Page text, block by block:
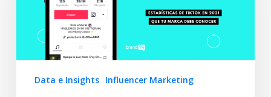
Data e Insights Influencer Marketing